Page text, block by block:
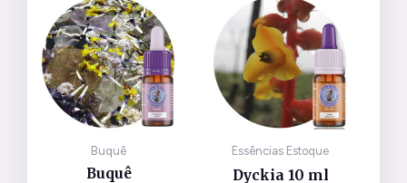
Buquê
Buquê
Essências Estoque
Dyckia 10 ml